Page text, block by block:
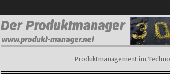
Produktmanagement im